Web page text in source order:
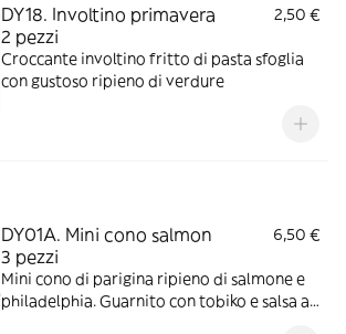
DY18. Involtino primavera
2 pezzi
2,50 €
Croccante involtino fritto di pasta sfoglia
con gustoso ripieno di verdure
DY01A. Mini cono salmon
3 pezzi
6,50 €
Mini cono di parigina ripieno di salmone e
philadelphia. Guarnito con tobiko e salsa al